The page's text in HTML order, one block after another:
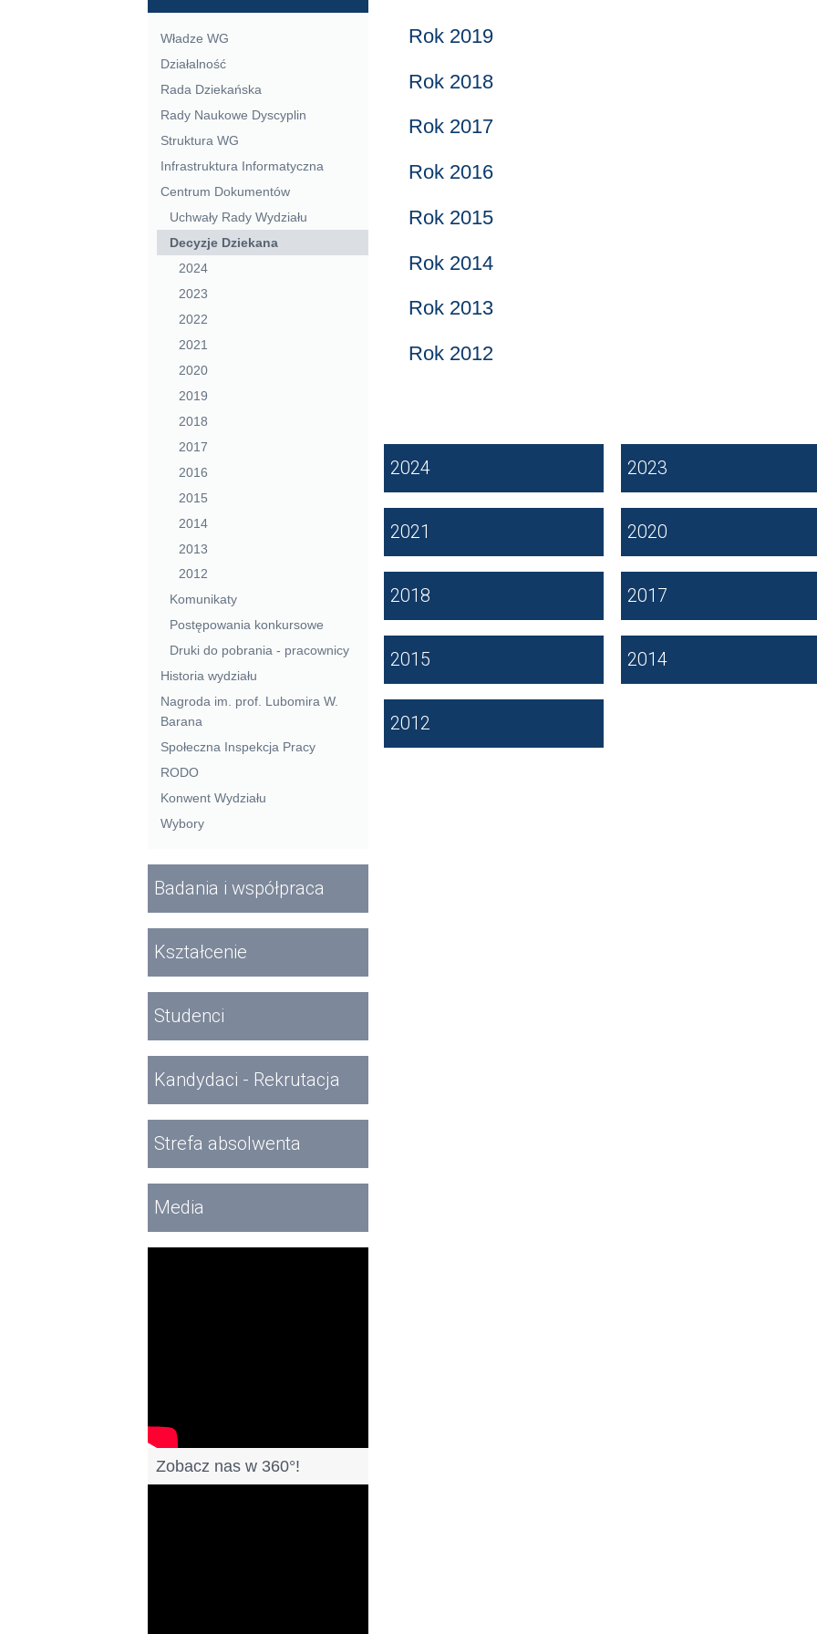
Władze WG
Działalność
Rada Dziekańska
Rady Naukowe Dyscyplin
Struktura WG
Infrastruktura Informatyczna
Centrum Dokumentów
Uchwały Rady Wydziału
Decyzje Dziekana
2024
2023
2022
2021
2020
2019
2018
2017
2016
2015
2014
2013
2012
Komunikaty
Postępowania konkursowe
Druki do pobrania - pracownicy
Historia wydziału
Nagroda im. prof. Lubomira W.
Barana
Społeczna Inspekcja Pracy
RODO
Konwent Wydziału
Wybory
Badania i współpraca
Kształcenie
Studenci
Kandydaci - Rekrutacja
Strefa absolwenta
Media
Zobacz nas w 360°!
Rok 2019
Rok 2018
Rok 2017
Rok 2016
Rok 2015
Rok 2014
Rok 2013
Rok 2012
2024 2023
2021 2020
2018 2017
2015 2014
2012